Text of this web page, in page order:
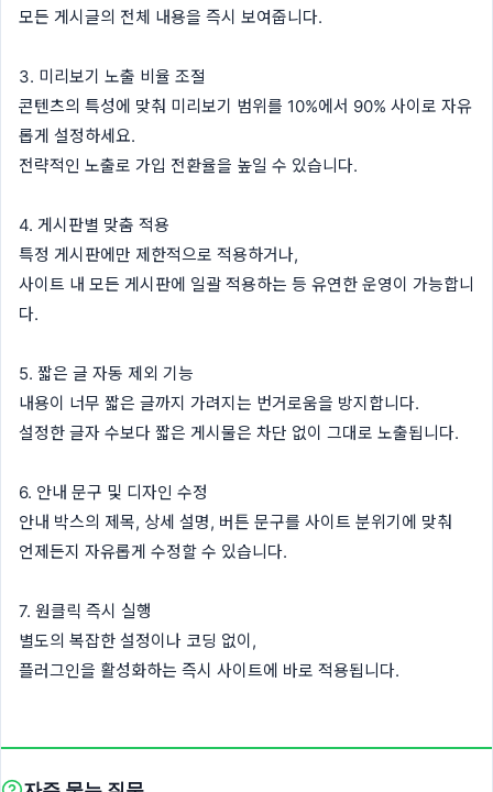
모든 게시글의 전체 내용을 즉시 보여줍니다.
3. 미리보기 노출 비율 조절
콘텐츠의 특성에 맞춰 미리보기 범위를 10%에서 90% 사이로 자유
롭게 설정하세요.
전략적인 노출로 가입 전환율을 높일 수 있습니다.
4. 게시판별 맞춤 적용
특정 게시판에만 제한적으로 적용하거나,
사이트 내 모든 게시판에 일괄 적용하는 등 유연한 운영이 가능합니
다.
5. 짧은 글 자동 제외 기능
내용이 너무 짧은 글까지 가려지는 번거로움을 방지합니다.
설정한 글자 수보다 짧은 게시물은 차단 없이 그대로 노출됩니다.
6. 안내 문구 및 디자인 수정
안내 박스의 제목, 상세 설명, 버튼 문구를 사이트 분위기에 맞춰
언제든지 자유롭게 수정할 수 있습니다.
7. 원클릭 즉시 실행
별도의 복잡한 설정이나 코딩 없이,
플러그인을 활성화하는 즉시 사이트에 바로 적용됩니다.